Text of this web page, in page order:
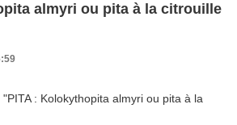
almyri ou pita à la citrouille